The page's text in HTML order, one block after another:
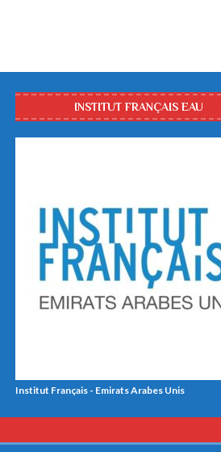
INSTITUT FRANÇAIS EAU
Institut Français - Emirats Arabes Unis